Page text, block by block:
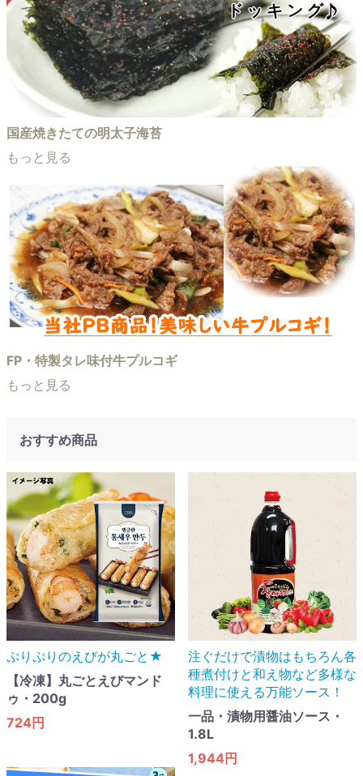
国産焼きたての明太子海苔
もっと見る
FP・特製タレ味付牛プルコギ
もっと見る
おすすめ商品
ぷりぷりのえびが丸ごと★
【冷凍】丸ごとえびマンド
ゥ・200g
724円
注ぐだけで漬物はもちろん各
種煮付けと和え物など多様な
料理に使える万能ソース！
一品・漬物用醤油ソース・
1.8L
1,944円